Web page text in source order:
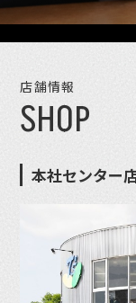
店舗情報
SHOP
本社センター